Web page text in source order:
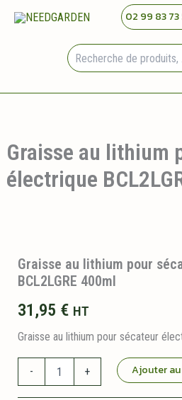
02 99 83 73
Graisse au lithium
électrique
Graisse au lithium pour
BCL2LGRE 400ml
31,95 € HT
Graisse au lithium pour sécateur
- + Ajouter